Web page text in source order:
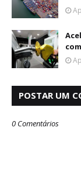
POSTAR UM
0 Comentários